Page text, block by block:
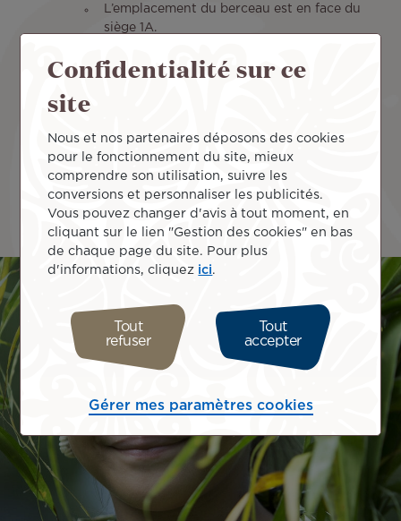
L’emplacement du berceau est en face du
siège 1A.
L’adulte et 1 bébé par block siège, OU
En Moana Economy :
L’adulte et 1 bébé par block siège, OU
Les 2 adultes et les 2 bébés en rangée 18 ou
32DEF
L’emplacement de berceaux sont en face des
sièges 18A, 18L et 32D.
Confidentialité sur ce
site
Nous et nos partenaires déposons des cookies
pour le fonctionnement du site, mieux
comprendre son utilisation, suivre les
conversions et personnaliser les publicités.
Vous pouvez changer d'avis à tout moment, en
cliquant sur le lien "Gestion des cookies" en bas
de chaque page du site. Pour plus
d'informations, cliquez ici.
Tout
refuser
Tout
accepter
Gérer mes paramètres cookies